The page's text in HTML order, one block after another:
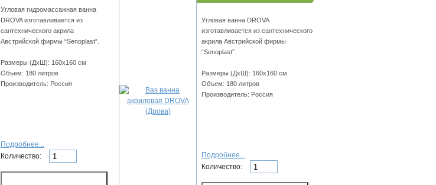
Угловая гидромассажная ванна
DROVA изготавливается из
сантехнического акрила
Австрийской фирмы “Senoplast”.
Размеры (ДхШ): 160х160 см
Объем: 180 литров
Производитель: Россия
Подробнее...
Количество:
Угловая ванна DROVA
изготавливается из сантехнического
акрила Австрийской фирмы
“Senoplast”.
Размеры (ДхШ): 160х160 см
Объем: 180 литров
Производитель: Россия
Подробнее...
Количество: